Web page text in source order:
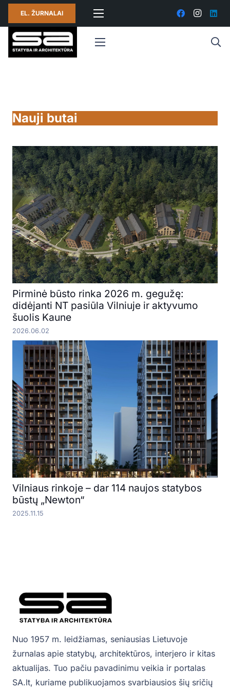
EL. ŽURNALAI
Nauji butai
Pirminė būsto rinka 2026 m. gegužę:
didėjanti NT pasiūla Vilniuje ir aktyvumo
šuolis Kaune
2026.06.02
Vilniaus rinkoje – dar 114 naujos statybos
būstų „Newton“
2025.11.15
Nuo 1957 m. leidžiamas, seniausias Lietuvoje
žurnalas apie statybų, architektūros, interjero ir kitas
aktualijas. Tuo pačiu pavadinimu veikia ir portalas
SA.lt, kuriame publikuojamos svarbiausios šių sričių